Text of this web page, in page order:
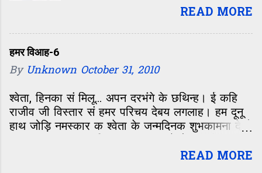
रंगीन, मस्ती आओर मासूमियत सं भरल समय
कहिओ नहि बिसराबय वाला दिन। ओहि दिन
विद्यार्थी सभ के इंट्रोडक्शन चलि रहल छल।
परिचय सं पता चलल जे अल्का सेहो दरभंगा
के छथीह। बिहार सं आओर छात्र सभ छल,
मुदा अपन शहर के बाते किछु आओर होए
छै। जखन बात अपन शहर के होए त लगाव
कनि बेसि बढ़ि जाए छै। अल्का यानी मैथिल
ब्यूटी, सभ सं अलग। एकदम सं मासूम।
एकटा अलगे भोलापन लेने। मोन सं, दिल सं
READ MORE
हमर विआह-6
By Unknown October 31, 2010
श्वेता, हिनका सं मिलू... अपन दरभंगे के छथिन्ह। ई कहि
राजीव जी विस्तार सं हमर परिचय देबय लगलाह। हम दूनू
हाथ जोड़ि नमस्कार क श्वेता के जन्मदिनक शुभकामना देलौं
हमरा दूनू के अकेला मे बातचीत करय के मौका देबय लेल
READ MORE